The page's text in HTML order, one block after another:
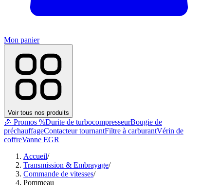
Mon panier
Voir tous nos produits
🎉 Promos %Durite de turbocompresseurBougie de
préchauffageContacteur tournantFiltre à carburantVérin de
coffreVanne EGR
Accueil/
Transmission & Embrayage/
Commande de vitesses/
Pommeau